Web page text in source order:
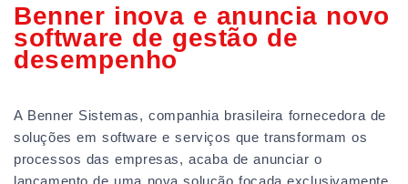
Benner inova e anuncia novo
software de gestão de
desempenho
A Benner Sistemas, companhia brasileira fornecedora de
soluções em software e serviços que transformam os
processos das empresas, acaba de anunciar o